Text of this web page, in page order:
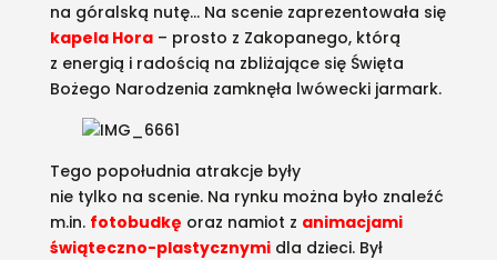
na góralską nutę… Na scenie zaprezentowała się
kapela Hora– prosto z Zakopanego, którą
z energią i radością na zbliżające się Święta
Bożego Narodzenia zamknęła lwówecki jarmark.
Tego popołudnia atrakcje były
nie tylko na scenie. Na rynku można było znaleźć
m.in. fotobudkę oraz namiot z animacjami
świąteczno-plastycznymidla dzieci. Był